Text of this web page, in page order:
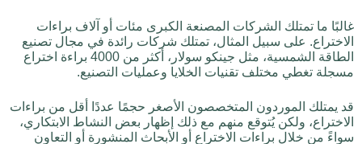
غالبًا ما تمتلك الشركات المصنعة الكبرى مئات أو آلاف براءات
الاختراع. على سبيل المثال، تمتلك شركات رائدة في مجال تصنيع
الطاقة الشمسية، مثل جينكو سولار، أكثر من 4000 براءة اختراع
مسجلة تغطي مختلف تقنيات الخلايا وعمليات التصنيع.
قد يمتلك الموردون المتخصصون الأصغر حجمًا عددًا أقل من براءات
الاختراع، ولكن يُتوقع منهم مع ذلك إظهار بعض النشاط الابتكاري،
سواءً من خلال براءات الاختراع أو الأبحاث المنشورة أو التعاون